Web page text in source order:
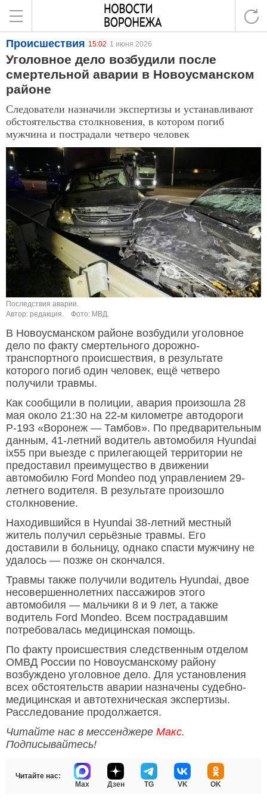
Происшествия 15:02 1 июня 2026
Уголовное дело возбудили после
смертельной аварии в Новоусманском
районе
Следователи назначили экспертизы и устанавливают
обстоятельства столкновения, в котором погиб
мужчина и пострадали четверо человек
Последствия аварии.
Автор: редакция.
Фото: МВД.
В Новоусманском районе возбудили уголовное
дело по факту смертельного дорожно-
транспортного происшествия, в результате
которого погиб один человек, ещё четверо
получили травмы.
Как сообщили в полиции, авария произошла 28
мая около 21:30 на 22-м километре автодороги
Р-193 «Воронеж — Тамбов». По предварительным
данным, 41-летний водитель автомобиля Hyundai
ix55 при выезде с прилегающей территории не
предоставил преимущество в движении
автомобилю Ford Mondeo под управлением 29-
летнего водителя. В результате произошло
столкновение.
Находившийся в Hyundai 38-летний местный
житель получил серьёзные травмы. Его
доставили в больницу, однако спасти мужчину не
удалось — позже он скончался.
Травмы также получили водитель Hyundai, двое
несовершеннолетних пассажиров этого
автомобиля — мальчики 8 и 9 лет, а также
водитель Ford Mondeo. Всем пострадавшим
потребовалась медицинская помощь.
По факту происшествия следственным отделом
ОМВД России по Новоусманскому району
возбуждено уголовное дело. Для установления
всех обстоятельств аварии назначены судебно-
медицинская и автотехническая экспертизы.
Расследование продолжается.
Читайте нас в мессенджере Макс.
Подписывайтесь!
Читайте нас:
Max
Дзен TG VK OK